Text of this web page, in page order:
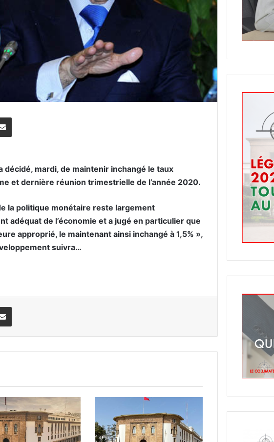
décidé, mardi, de maintenir inchangé le taux
et dernière réunion trimestrielle de l’année 2020.
la politique monétaire reste largement
adéquat de l’économie et a jugé en particulier que
approprié, le maintenant ainsi inchangé à 1,5% »,
suivra…